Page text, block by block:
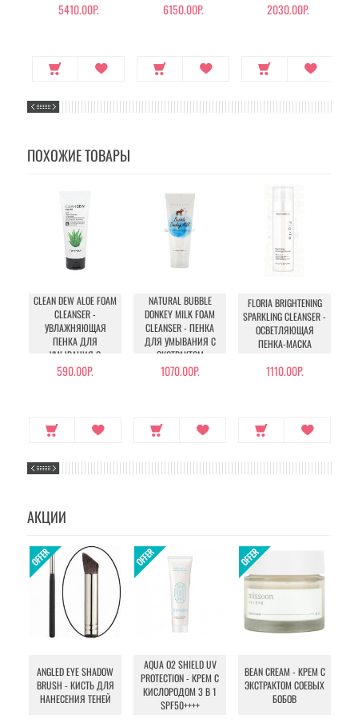
5410.00Р. 6150.00Р. 2030.00Р.
ПОХОЖИЕ ТОВАРЫ
CLEAN DEW ALOE FOAM
CLEANSER -
УВЛАЖНЯЮЩАЯ
ПЕНКА ДЛЯ
УМЫВАНИЯ С
ЭКСТРАКТОМ СОКА
590.00Р.
NATURAL BUBBLE
DONKEY MILK FOAM
CLEANSER - ПЕНКА
ДЛЯ УМЫВАНИЯ С
ЭКСТРАКТОМ
ОСЛИННОГО МОЛОКА
1070.00Р.
FLORIA BRIGHTENING
SPARKLING CLEANSER -
ОСВЕТЛЯЮЩАЯ
ПЕНКА-МАСКА
1110.00Р.
АКЦИИ
ANGLED EYE SHADOW
BRUSH - КИСТЬ ДЛЯ
НАНЕСЕНИЯ ТЕНЕЙ
AQUA O2 SHIELD UV
PROTECTION - КРЕМ С
КИСЛОРОДОМ 3 В 1
SPF50++++
BEAN CREAM - КРЕМ С
ЭКСТРАКТОМ СОЕВЫХ
БОБОВ